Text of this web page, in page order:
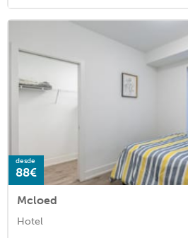
desde
88€
Mcloed
Hotel